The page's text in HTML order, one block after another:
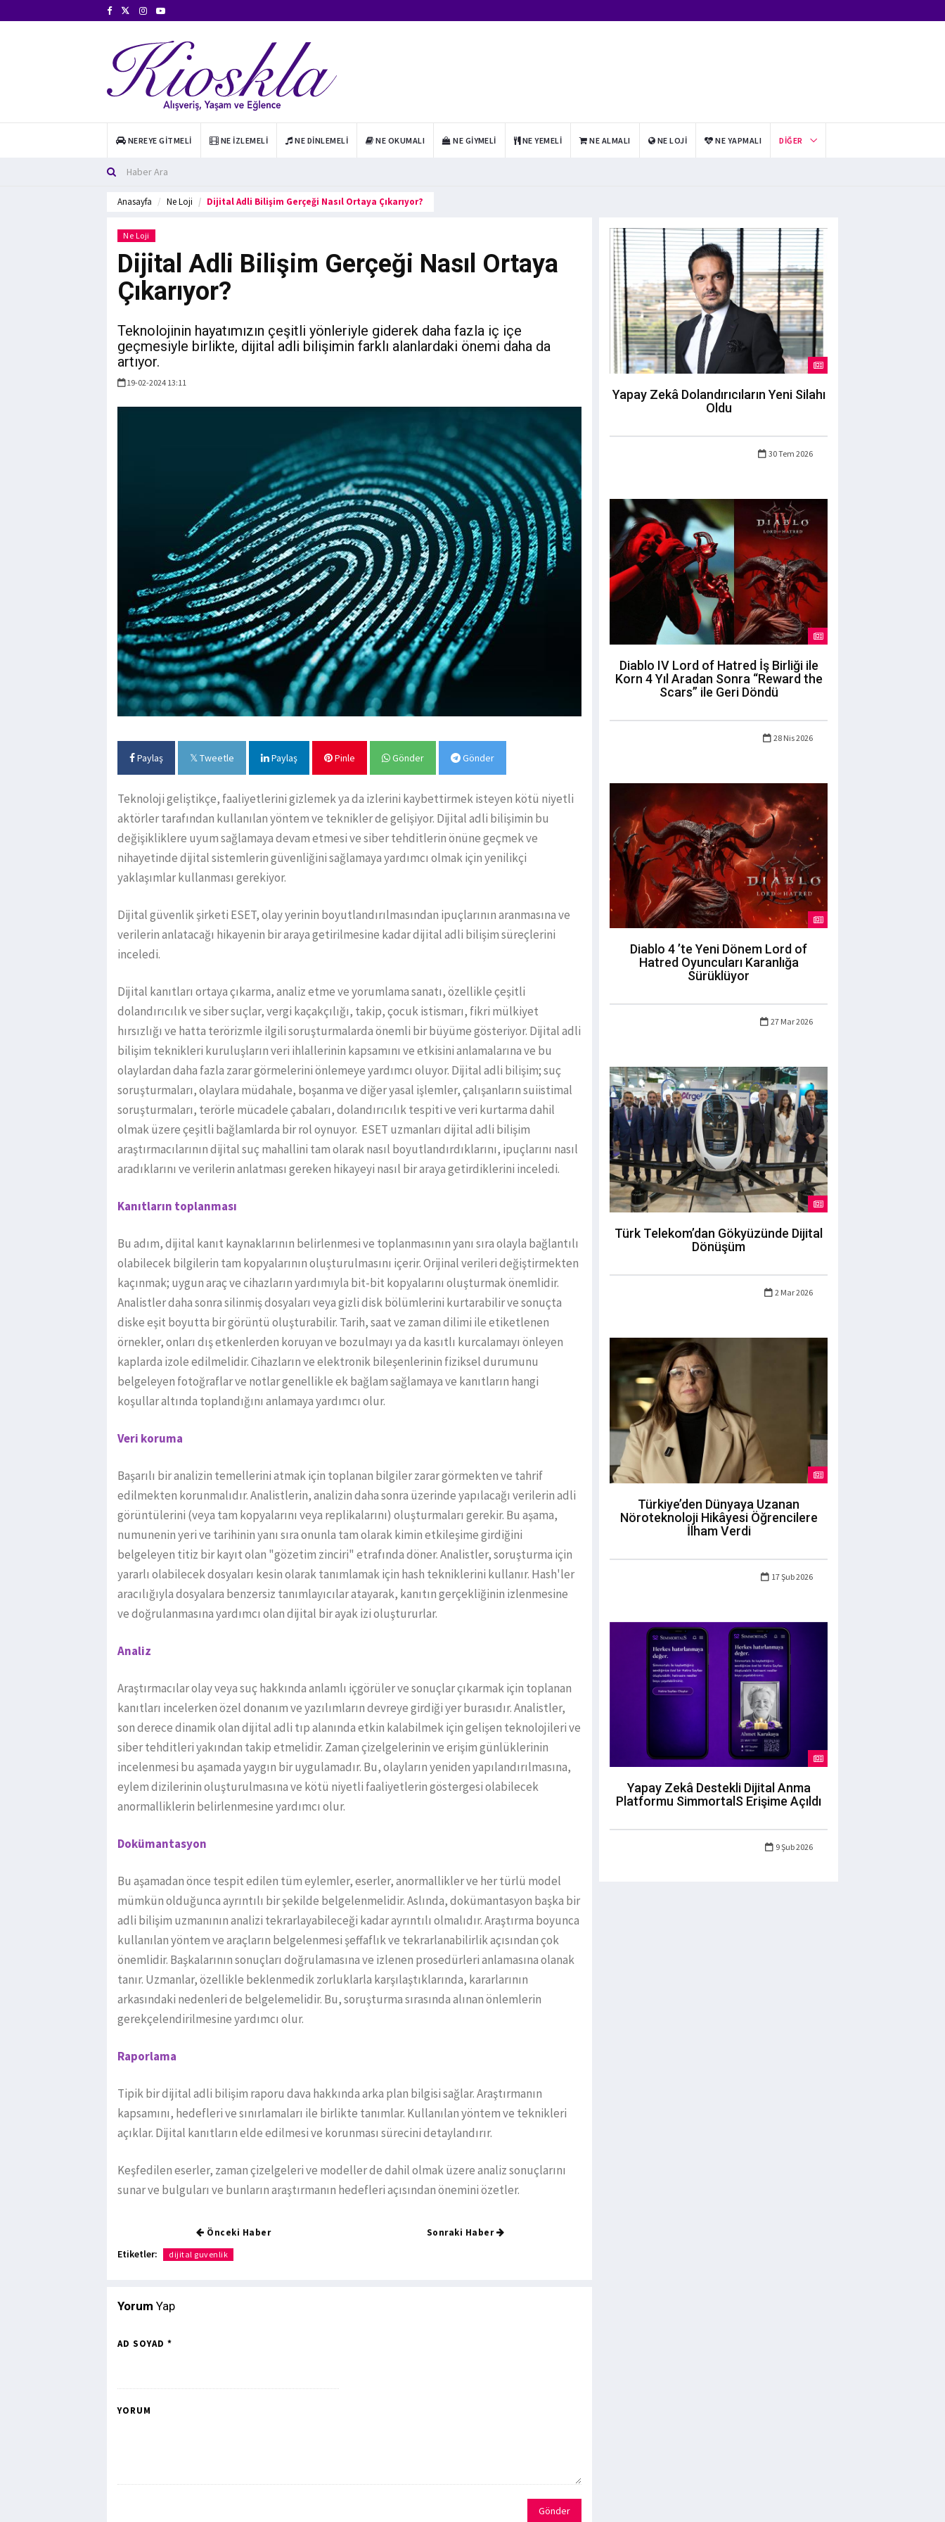
NEREYE GITMELI NE İZLEMELI NE DINLEMELI NE OKUMALI NE GIYMELI NE YEMELI NE ALMALI NE LOJI NE YAPMALI DIĞER
Anasayfa Ne Loji Dijital Adli Bilişim Gerçeği Nasıl Ortaya Çıkarıyor?
Ne Loji
Dijital Adli Bilişim Gerçeği Nasıl Ortaya
Çıkarıyor?
Teknolojinin hayatımızın çeşitli yönleriyle giderek daha fazla iç içe
geçmesiyle birlikte, dijital adli bilişimin farklı alanlardaki önemi daha da
artıyor.
19-02-2024 13:11
Paylaş Tweetle Paylaş Pinle Gönder Gönder
Teknoloji geliştikçe, faaliyetlerini gizlemek ya da izlerini kaybettirmek isteyen kötü niyetli
aktörler tarafından kullanılan yöntem ve teknikler de gelişiyor. Dijital adli bilişimin bu
değişikliklere uyum sağlamaya devam etmesi ve siber tehditlerin önüne geçmek ve
nihayetinde dijital sistemlerin güvenliğini sağlamaya yardımcı olmak için yenilikçi
yaklaşımlar kullanması gerekiyor.
Dijital güvenlik şirketi ESET, olay yerinin boyutlandırılmasından ipuçlarının aranmasına ve
verilerin anlatacağı hikayenin bir araya getirilmesine kadar dijital adli bilişim süreçlerini
inceledi.
Dijital kanıtları ortaya çıkarma, analiz etme ve yorumlama sanatı, özellikle çeşitli
dolandırıcılık ve siber suçlar, vergi kaçakçılığı, takip, çocuk istismarı, fikri mülkiyet
hırsızlığı ve hatta terörizmle ilgili soruşturmalarda önemli bir büyüme gösteriyor. Dijital adli
bilişim teknikleri kuruluşların veri ihlallerinin kapsamını ve etkisini anlamalarına ve bu
olaylardan daha fazla zarar görmelerini önlemeye yardımcı oluyor. Dijital adli bilişim; suç
soruşturmaları, olaylara müdahale, boşanma ve diğer yasal işlemler, çalışanların suiistimal
soruşturmaları, terörle mücadele çabaları, dolandırıcılık tespiti ve veri kurtarma dahil
olmak üzere çeşitli bağlamlarda bir rol oynuyor. ESET uzmanları dijital adli bilişim
araştırmacılarının dijital suç mahallini tam olarak nasıl boyutlandırdıklarını, ipuçlarını nasıl
aradıklarını ve verilerin anlatması gereken hikayeyi nasıl bir araya getirdiklerini inceledi.
Kanıtların toplanması
Bu adım, dijital kanıt kaynaklarının belirlenmesi ve toplanmasının yanı sıra olayla bağlantılı
olabilecek bilgilerin tam kopyalarının oluşturulmasını içerir. Orijinal verileri değiştirmekten
kaçınmak; uygun araç ve cihazların yardımıyla bit-bit kopyalarını oluşturmak önemlidir.
Analistler daha sonra silinmiş dosyaları veya gizli disk bölümlerini kurtarabilir ve sonuçta
diske eşit boyutta bir görüntü oluşturabilir. Tarih, saat ve zaman dilimi ile etiketlenen
örnekler, onları dış etkenlerden koruyan ve bozulmayı ya da kasıtlı kurcalamayı önleyen
kaplarda izole edilmelidir. Cihazların ve elektronik bileşenlerinin fiziksel durumunu
belgeleyen fotoğraflar ve notlar genellikle ek bağlam sağlamaya ve kanıtların hangi
koşullar altında toplandığını anlamaya yardımcı olur.
Veri koruma
Başarılı bir analizin temellerini atmak için toplanan bilgiler zarar görmekten ve tahrif
edilmekten korunmalıdır. Analistlerin, analizin daha sonra üzerinde yapılacağı verilerin adli
görüntülerini (veya tam kopyalarını veya replikalarını) oluşturmaları gerekir. Bu aşama,
numunenin yeri ve tarihinin yanı sıra onunla tam olarak kimin etkileşime girdiğini
belgeleyen titiz bir kayıt olan "gözetim zinciri" etrafında döner. Analistler, soruşturma için
yararlı olabilecek dosyaları kesin olarak tanımlamak için hash tekniklerini kullanır. Hash'ler
aracılığıyla dosyalara benzersiz tanımlayıcılar atayarak, kanıtın gerçekliğinin izlenmesine
ve doğrulanmasına yardımcı olan dijital bir ayak izi oluştururlar.
Analiz
Araştırmacılar olay veya suç hakkında anlamlı içgörüler ve sonuçlar çıkarmak için toplanan
kanıtları incelerken özel donanım ve yazılımların devreye girdiği yer burasıdır. Analistler,
son derece dinamik olan dijital adli tıp alanında etkin kalabilmek için gelişen teknolojileri ve
siber tehditleri yakından takip etmelidir. Zaman çizelgelerinin ve erişim günlüklerinin
incelenmesi bu aşamada yaygın bir uygulamadır. Bu, olayların yeniden yapılandırılmasına,
eylem dizilerinin oluşturulmasına ve kötü niyetli faaliyetlerin göstergesi olabilecek
anormalliklerin belirlenmesine yardımcı olur.
Dokümantasyon
Bu aşamadan önce tespit edilen tüm eylemler, eserler, anormallikler ve her türlü model
mümkün olduğunca ayrıntılı bir şekilde belgelenmelidir. Aslında, dokümantasyon başka bir
adli bilişim uzmanının analizi tekrarlayabileceği kadar ayrıntılı olmalıdır. Araştırma boyunca
kullanılan yöntem ve araçların belgelenmesi şeffaflık ve tekrarlanabilirlik açısından çok
önemlidir. Başkalarının sonuçları doğrulamasına ve izlenen prosedürleri anlamasına olanak
tanır. Uzmanlar, özellikle beklenmedik zorluklarla karşılaştıklarında, kararlarının
arkasındaki nedenleri de belgelemelidir. Bu, soruşturma sırasında alınan önlemlerin
gerekçelendirilmesine yardımcı olur.
Raporlama
Tipik bir dijital adli bilişim raporu dava hakkında arka plan bilgisi sağlar. Araştırmanın
kapsamını, hedefleri ve sınırlamaları ile birlikte tanımlar. Kullanılan yöntem ve teknikleri
açıklar. Dijital kanıtların elde edilmesi ve korunması sürecini detaylandırır.
Keşfedilen eserler, zaman çizelgeleri ve modeller de dahil olmak üzere analiz sonuçlarını
sunar ve bulguları ve bunların araştırmanın hedefleri açısından önemini özetler.
Önceki Haber Sonraki Haber
Etiketler: dijital guvenlik
Yorum Yap
AD SOYAD *
YORUM
Gönder
Yapay Zekâ Dolandırıcıların Yeni Silahı
Oldu
30 Tem 2026
Diablo IV Lord of Hatred İş Birliği ile
Korn 4 Yıl Aradan Sonra “Reward the
Scars” ile Geri Döndü
28 Nis 2026
Diablo 4 ’te Yeni Dönem Lord of
Hatred Oyuncuları Karanlığa
Sürüklüyor
27 Mar 2026
Türk Telekom’dan Gökyüzünde Dijital
Dönüşüm
2 Mar 2026
Türkiye’den Dünyaya Uzanan
Nöroteknoloji Hikâyesi Öğrencilere
İlham Verdi
17 Şub 2026
Yapay Zekâ Destekli Dijital Anma
Platformu SimmortalS Erişime Açıldı
9 Şub 2026